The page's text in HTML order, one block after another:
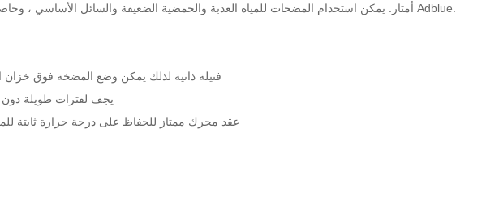
أمتار. يمكن استخدام المضخات للمياه العذبة والحمضية الضعيفة والسائل الأساسي ، وخاصة سائل Adblue.
1. فتيلة ذاتية لذلك يمكن وضع المضخة فوق خزان
2. يجف لفترات طويلة